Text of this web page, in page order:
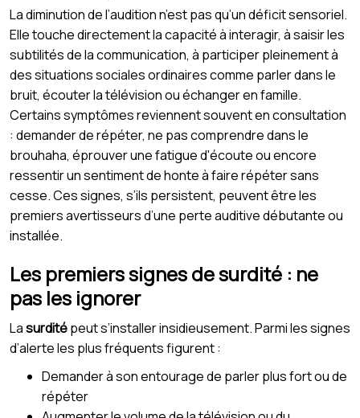
La diminution de l’audition n’est pas qu’un déficit sensoriel.
Elle touche directement la capacité à interagir, à saisir les
subtilités de la communication, à participer pleinement à
des situations sociales ordinaires comme parler dans le
bruit, écouter la télévision ou échanger en famille.
Certains symptômes reviennent souvent en consultation
: demander de répéter, ne pas comprendre dans le
brouhaha, éprouver une fatigue d'écoute ou encore
ressentir un sentiment de honte à faire répéter sans
cesse. Ces signes, s’ils persistent, peuvent être les
premiers avertisseurs d’une perte auditive débutante ou
installée.
Les premiers signes de surdité : ne
pas les ignorer
Lasurditépeut s’installer insidieusement. Parmi les signes
d’alerte les plus fréquents figurent :
Demander à son entourage de parler plus fort ou de
répéter